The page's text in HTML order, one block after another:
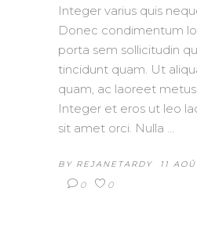
Integer varius quis
Donec condimentum
porta sem sollicitudin
tincidunt quam. Ut
quam, ac laoreet
Integer et eros ut leo
sit amet orci. Nulla
BY REJANETARDY 11
0 0